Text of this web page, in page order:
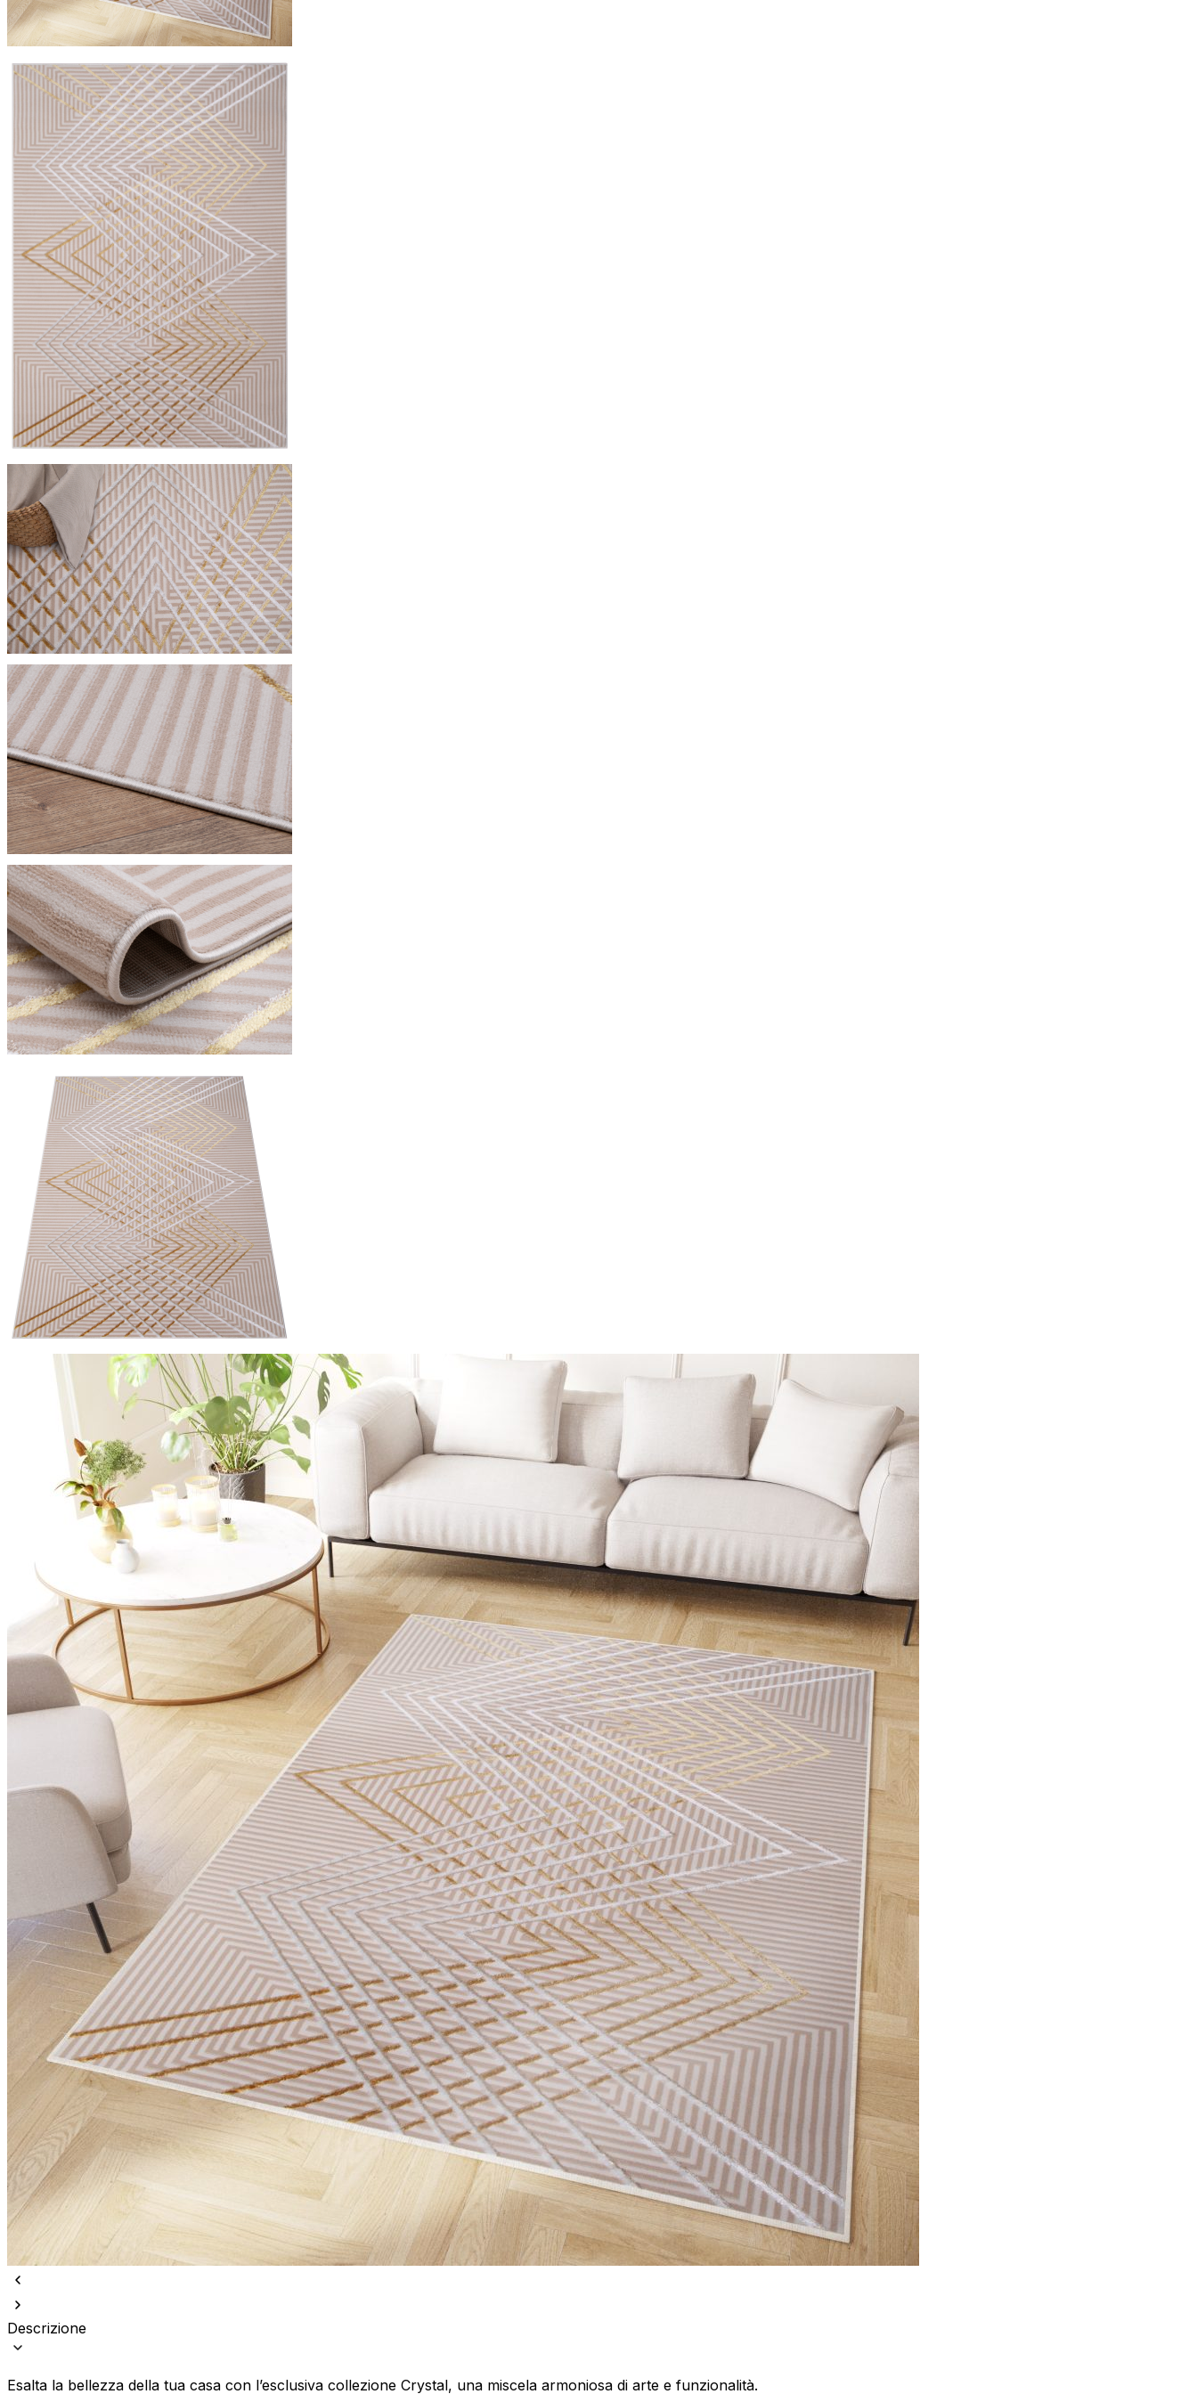
Descrizione
Esalta la bellezza della tua casa con l’esclusiva collezione Crystal, una miscela armoniosa di arte e funzionalità.
Utilizziamo i cookie per personalizzare contenuti e annunci, per fornire funzionalità dei social media e per analizzare il nostro traffico.
Condividiamo inoltre informazioni su come utilizzi il nostro sito con i nostri partner social, pubblicitari e analitici, i quali possono
combinarle con altre informazioni che hai fornito loro o che hanno raccolto in base al tuo utilizzo dei loro servizi.
Indispensabili
I cookie indispensabili sono cruciali per le funzioni di base del sito e il sito non funzionerà come previsto senza di essi. Questi cookie non
memorizzano alcun dato personale identificabile.
Preferenze
I cookie relativi alle preferenze permettono al sito di ricordare informazioni che modificano il modo in cui il sito appare o si comporta, ad
esempio la tua lingua preferita o la regione in cui ti trovi.
Statistica
I cookie statistici aiutano i proprietari dei siti web a capire come i visitatori interagiscono con i siti raccogliendo e riportando informazioni in
modo anonimo.
Marketing
interessanti per i singoli utenti e quindi più preziosi per gli editori e gli inserzionisti di terze parti.
Non classificati
Salva le mie preferenze Accetta tutto